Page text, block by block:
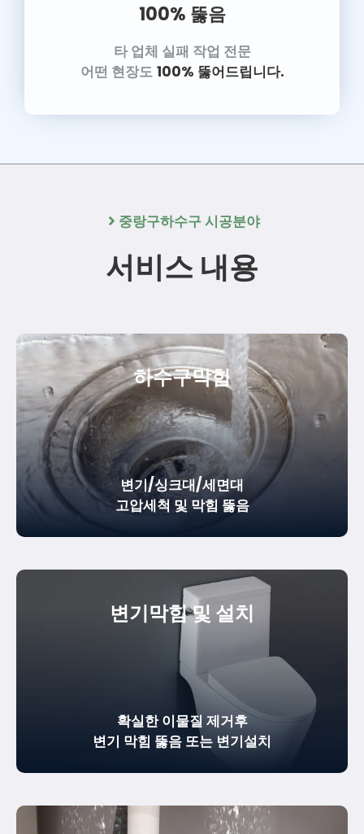
100% 뚫음
타 업체 실패 작업 전문
어떤 현장도 100% 뚫어드립니다.
중랑구하수구 시공분야
서비스 내용
하수구막힘
변기/싱크대/세면대
고압세척 및 막힘 뚫음
변기막힘 및 설치
확실한이물질 제거후
변기 막힘 뚫음 또는 변기설치